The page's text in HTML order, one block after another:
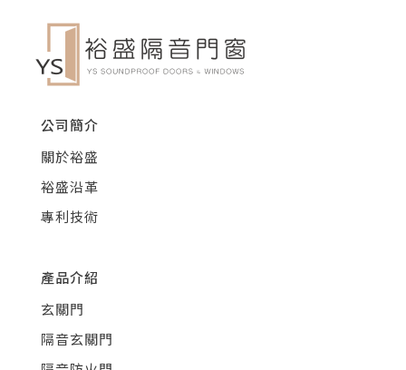
公司簡介
關於裕盛
裕盛沿革
專利技術
產品介紹
玄關門
隔音玄關門